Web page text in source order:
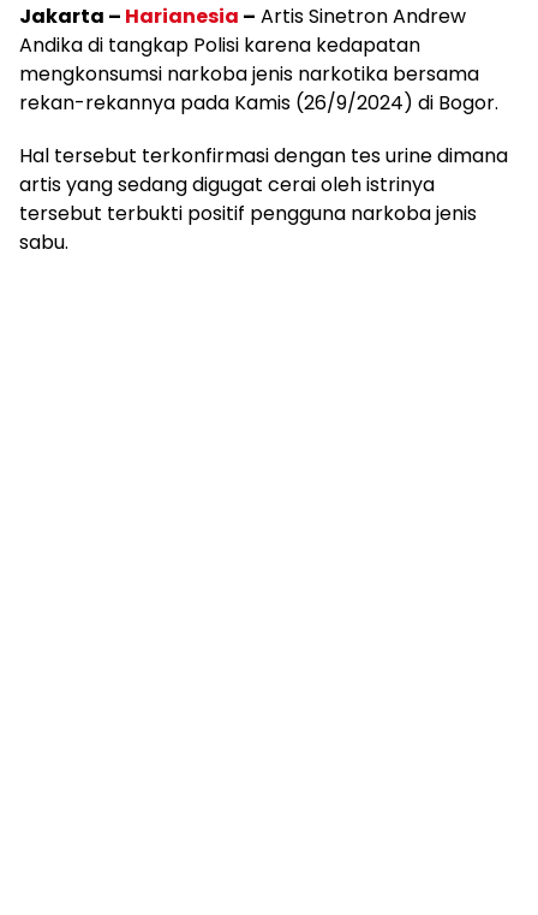
Jakarta – Harianesia – Artis Sinetron Andrew
Andika di tangkap Polisi karena kedapatan
mengkonsumsi narkoba jenis narkotika bersama
rekan-rekannya pada Kamis (26/9/2024) di Bogor.
Hal tersebut terkonfirmasi dengan tes urine dimana
artis yang sedang digugat cerai oleh istrinya
tersebut terbukti positif pengguna narkoba jenis
sabu.